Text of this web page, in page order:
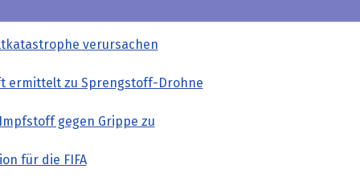
verursachen
ermittelt zu Sprengstoff-Drohne
gegen Grippe zu
für die FIFA